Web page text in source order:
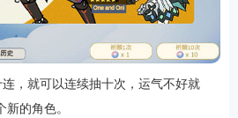
，就可以连续抽十次，运气不好就
新的角色。